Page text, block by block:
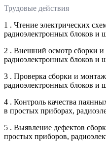
Трудовые действия
1 . Чтение электрических
радиоэлектронных блоков и
2 . Внешний осмотр сборки
радиоэлектронных блоков и
3 . Проверка сборки и
радиоэлектронных блоков и
4 . Контроль качества
в простых приборах,
5 . Выявление дефектов
простых приборов,